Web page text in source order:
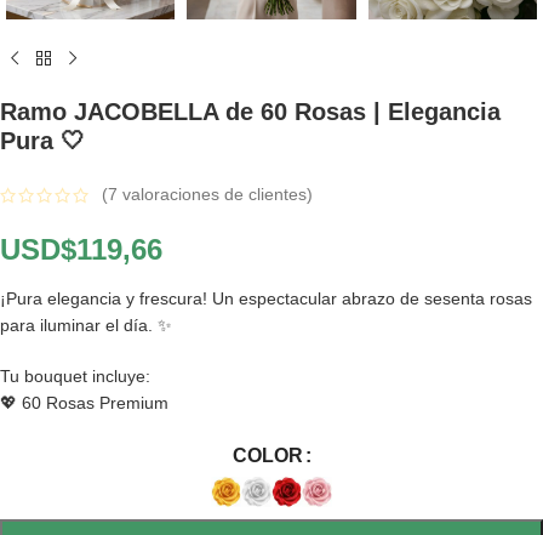
Ramo JACOBELLA de 60 Rosas | Elegancia
Pura 🤍
(7 valoraciones de clientes)
USD$119,66
¡Pura elegancia y frescura! Un espectacular abrazo de sesenta rosas
para iluminar el día. ✨
Tu bouquet incluye:
💖 60 Rosas Premium
COLOR